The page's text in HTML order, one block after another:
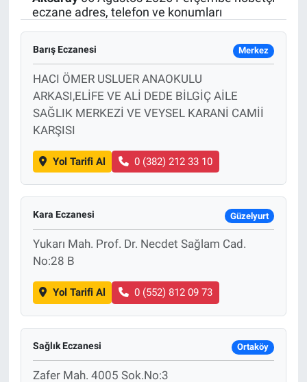
eczane adres, telefon ve konumları
Barış Eczanesi Merkez
HACI ÖMER USLUER ANAOKULU
ARKASI,ELİFE VE ALİ DEDE BİLGİÇ AİLE
SAĞLIK MERKEZİ VE VEYSEL KARANİ CAMİİ
KARŞISI
Yol Tarifi Al 0 (382) 212 33 10
Kara Eczanesi Güzelyurt
Yukarı Mah. Prof. Dr. Necdet Sağlam Cad.
No:28 B
Yol Tarifi Al 0 (552) 812 09 73
Sağlık Eczanesi Ortaköy
Zafer Mah. 4005 Sok.No:3
EĞİTİM
ÖZEL HABER
Keşfet
ASTROLOJİ
MANŞET
RESMİ İLANLAR
İLAN
Bize ulaşın
İletişim/Künye